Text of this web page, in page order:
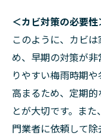
＜カビ対策の必要性
このように、カビ
め、早期の対策が
りやすい梅雨時期
高まるため、定期
とが大切です。ま
門業者に依頼して